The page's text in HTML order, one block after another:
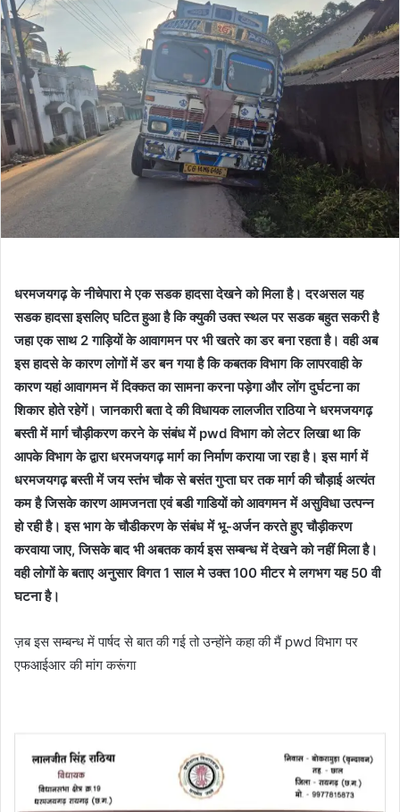
धरमजयगढ़ के नीचेपारा मे एक सडक हादसा देखने को मिला है। दरअसल यह
सडक हादसा इसलिए घटित हुआ है कि क्युकी उक्त स्थल पर सडक बहुत सकरी है
जहा एक साथ 2 गाड़ियों के आवागमन पर भी खतरे का डर बना रहता है। वही अब
इस हादसे के कारण लोगों में डर बन गया है कि कबतक विभाग कि लापरवाही के
कारण यहां आवागमन में दिक्कत का सामना करना पड़ेगा और लोंग दुर्घटना का
शिकार होते रहेगें। जानकारी बता दे की विधायक लालजीत राठिया ने धरमजयगढ़
बस्ती में मार्ग चौड़ीकरण करने के संबंध में pwd विभाग को लेटर लिखा था कि
आपके विभाग के द्वारा धरमजयगढ़ मार्ग का निर्माण कराया जा रहा है। इस मार्ग में
धरमजयगढ़ बस्ती में जय स्तंभ चौक से बसंत गुप्ता घर तक मार्ग की चौड़ाई अत्यंत
कम है जिसके कारण आमजनता एवं बडी गाडियों को आवगमन में असुविधा उत्पन्न
हो रही है। इस भाग के चौडीकरण के संबंध में भू-अर्जन करते हुए चौड़ीकरण
करवाया जाए, जिसके बाद भी अबतक कार्य इस सम्बन्ध में देखने को नहीं मिला है।
वही लोगों के बताए अनुसार विगत 1 साल मे उक्त 100 मीटर मे लगभग यह 50 वी
घटना है।
ज़ब इस सम्बन्ध में पार्षद से बात की गई तो उन्होंने कहा की मैं pwd विभाग पर
एफआईआर की मांग करूंगा